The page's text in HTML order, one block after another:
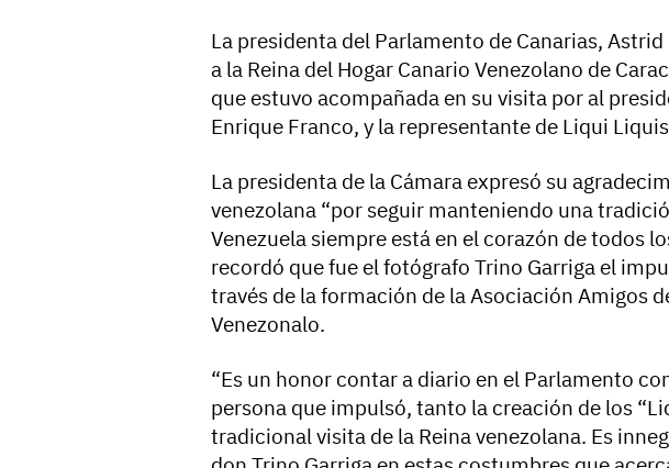
La presidenta del Parlamento de Canarias,
a la Reina del Hogar Canario Venezolano de
que estuvo acompañada en su visita por al
Enrique Franco, y la representante de Liqui
La presidenta de la Cámara expresó su
venezolana “por seguir manteniendo una
Venezuela siempre está en el corazón de todos
recordó que fue el fotógrafo Trino Garriga el
través de la formación de la Asociación Amigos
Venezonalo.
“Es un honor contar a diario en el Parlamento
persona que impulsó, tanto la creación de los
tradicional visita de la Reina venezolana. Es